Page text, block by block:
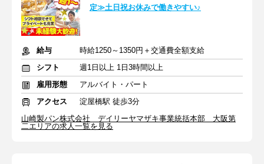
定≫土日祝お休みで働きやすい♪
給与
時給1250～1350円＋交通費全額支給
シフト
週1日以上 1日3時間以上
雇用形態
アルバイト・パート
アクセス
淀屋橋駅 徒歩3分
山崎製パン株式会社 デイリーヤマザキ事業統括本部 大阪第
二エリアの求人一覧を見る